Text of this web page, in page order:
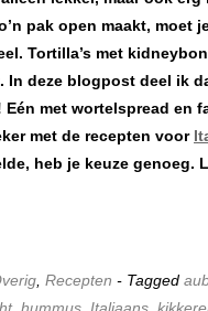
pak open maakt, moet
Tortilla’s met
In deze blogpost deel ik
met wortelspread en
met de recepten voor
heb je keuze genoeg.
Recepten - Tagged